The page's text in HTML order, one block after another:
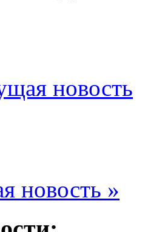
новость
новость »